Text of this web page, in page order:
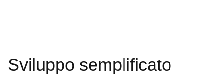
Sviluppo semplificato